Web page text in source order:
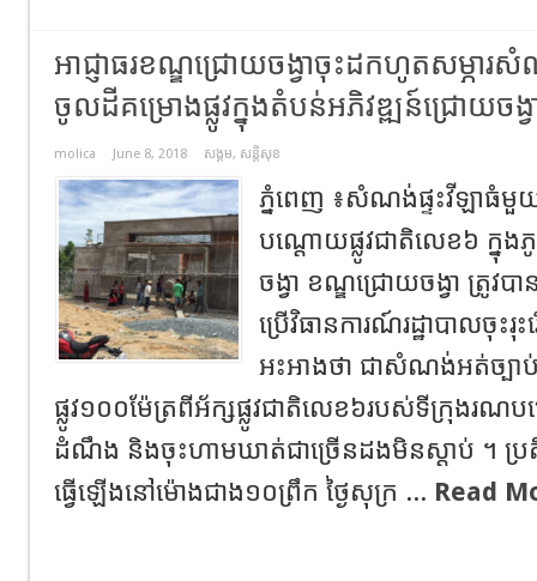
អាជ្ញាធរខណ្ឌជ្រោយចង្វាចុះដកហូតសម្ភា
ចូលដីគម្រោងផ្លូវក្នុងតំបន់អភិវឌ្ឍន៍ជ្រោយចង្វ
molica June 8, 2018 សង្គម, សន្តិសុខ
ភ្នំពេញ ៖​សំណង់ផ្ទះវីឡា​ធំមួយ​
បណ្តោយ​ផ្លូវជាតិលេខ៦ ​ក្នុង​
ចង្វា​​ ខណ្ឌជ្រោយចង្វា ត្រូវ​បា
ប្រើ​វិធាន​ការណ៍រ​ដ្ឋាបាល​​ចុះ​
អះអាង​ថា ​ជាសំណង់​អត់​ច្ប
ផ្លូវ១០០ម៉ែត្រពីអ័ក្សផ្លូវជាតិលេខ៦របស់ទីក្រុងរណប
ដំណឹង និងចុះហាមឃាត់ជាច្រើនដងមិនស្តាប់ ។ ប្រតិ
ធ្វើឡើងនៅម៉ោងជាង​១០ព្រឹក ថ្ងៃសុក្រ ... Read